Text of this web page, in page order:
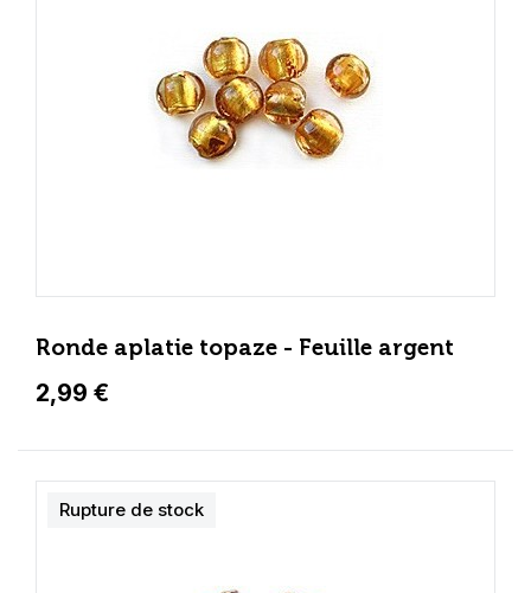
Ronde aplatie topaze - Feuille argent
2,99 €
Rupture de stock